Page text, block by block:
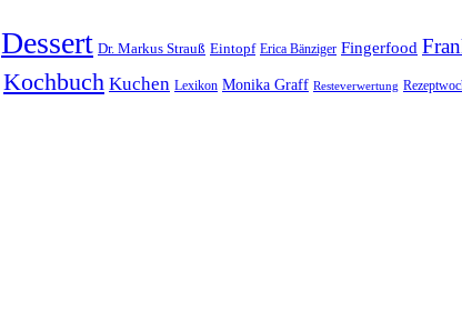
Dessert Dr. Markus Strauß Eintopf Erica Bänziger Fingerfood
Kochbuch Kuchen Lexikon Monika Graff Resteverwertung